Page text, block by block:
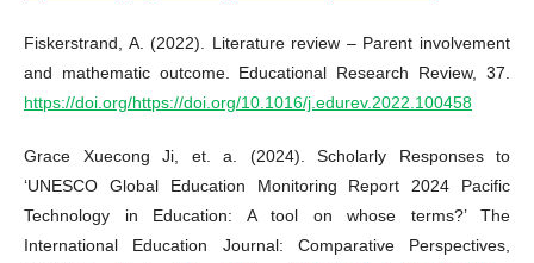
Fiskerstrand, A. (2022). Literature review – Parent involvement
and mathematic outcome. Educational Research Review, 37.
https://doi.org/https://doi.org/10.1016/j.edurev.2022.100458
Grace Xuecong Ji, et. a. (2024). Scholarly Responses to
‘UNESCO Global Education Monitoring Report 2024 Pacific
Technology in Education: A tool on whose terms?’ The
International Education Journal: Comparative Perspectives,